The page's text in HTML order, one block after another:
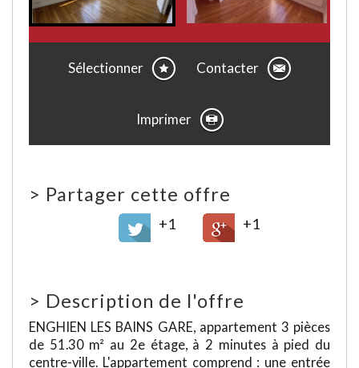
Sélectionner Contacter
Imprimer
> Partager cette offre
+1 +1
> Description de l'offre
ENGHIEN LES BAINS GARE, appartement 3 pièces
de 51.30 m² au 2e étage, à 2 minutes à pied du
centre-ville. L'appartement comprend : une entrée